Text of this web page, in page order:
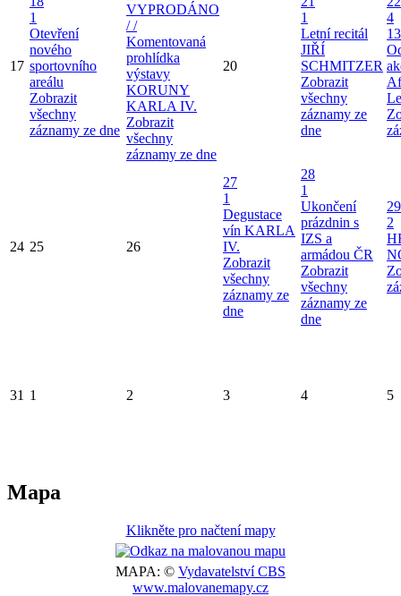
17
1
Otevření
nového
sportovního
areálu
Zobrazit
všechny
záznamy ze dne
VYPRODÁNO
/ /
Komentovaná
prohlídka
výstavy
KORUNY
KARLA IV.
Zobrazit
všechny
záznamy ze dne
20
1
Letní recitál
JIŘÍ
SCHMITZER
Zobrazit
všechny
záznamy ze
dne
4
24 25 26
27
1
Degustace
vín KARLA
IV.
Zobrazit
všechny
záznamy ze
dne
28
1
Ukončení
prázdnin s
IZS a
armádou ČR
Zobrazit
všechny
záznamy ze
dne
29
2
31 1 2 3 4 5
Mapa
Klikněte pro načtení mapy
MAPA: © Vydavatelství CBS
www.malovanemapy.cz